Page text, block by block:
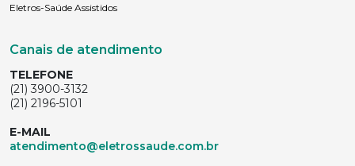
Eletros-Saúde Assistidos
Canais de atendimento
TELEFONE
(21) 3900-3132
(21) 2196-5101
E-MAIL
atendimento@eletrossaude.com.br